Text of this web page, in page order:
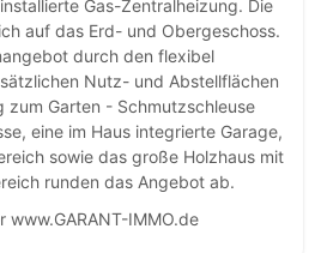
Gas-Zentralheizung. Die
auf das Erd- und Obergeschoss.
durch den flexibel
Nutz- und Abstellflächen
zum Garten - Schmutzschleuse
eine im Haus integrierte Garage,
sowie das große Holzhaus mit
runden das Angebot ab.
www.GARANT-IMMO.de